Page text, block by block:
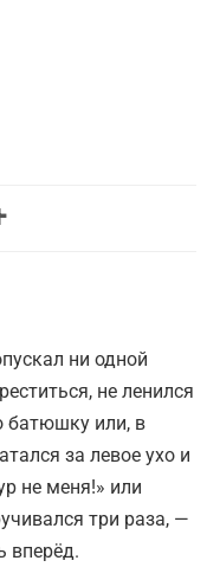
Увеличить
ни одной
не ленился
батюшку или, в
за левое ухо и
не меня!» или
три раза, —
вперёд.